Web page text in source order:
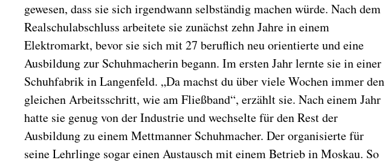
gewesen, dass sie sich irgendwann selbständig machen würde. Nach dem
Realschulabschluss arbeitete sie zunächst zehn Jahre in einem
Elektromarkt, bevor sie sich mit 27 beruflich neu orientierte und eine
Ausbildung zur Schuhmacherin begann. Im ersten Jahr lernte sie in einer
Schuhfabrik in Langenfeld. „Da machst du über viele Wochen immer den
gleichen Arbeitsschritt, wie am Fließband“, erzählt sie. Nach einem Jahr
hatte sie genug von der Industrie und wechselte für den Rest der
Ausbildung zu einem Mettmanner Schuhmacher. Der organisierte für
seine Lehrlinge sogar einen Austausch mit einem Betrieb in Moskau. So